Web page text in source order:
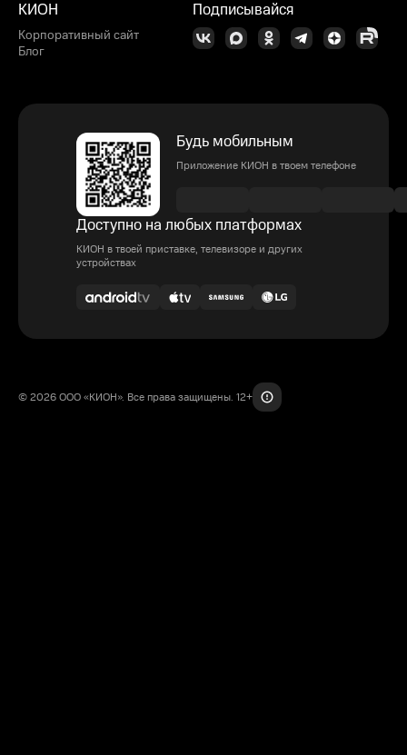
КИОН
Корпоративный сайт
Блог
Подписывайся
Будь мобильным
Приложение КИОН в твоем телефоне
Доступно на любых платформах
КИОН в твоей приставке, телевизоре и других
устройствах
© 2026 ООО «КИОН». Все права защищены. 12+